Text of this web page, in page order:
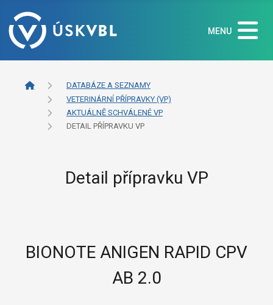
MENU
DATABÁZE A SEZNAMY
VETERINÁRNÍ PŘÍPRAVKY (VP)
AKTUÁLNĚ SCHVÁLENÉ VP
DETAIL PŘÍPRAVKU VP
Detail přípravku VP
BIONOTE ANIGEN RAPID CPV
AB 2.0